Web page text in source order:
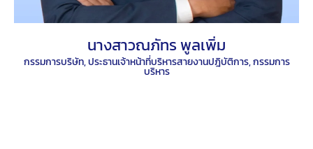
นางสาวณภัทร พูลเพิ่ม
กรรมการบริษัท, ประธานเจ้าหน้าที่บริหารสายงานปฎิบัติการ, กรรมการ
บริหาร